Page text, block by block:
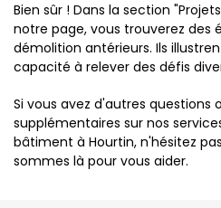
Bien sûr ! Dans la section
notre page, vous trouverez des
démolition antérieurs. Ils
capacité à relever des défis
Si vous avez d'autres questions
supplémentaires sur nos
bâtiment à Hourtin, n'hésitez
sommes là pour vous aider.